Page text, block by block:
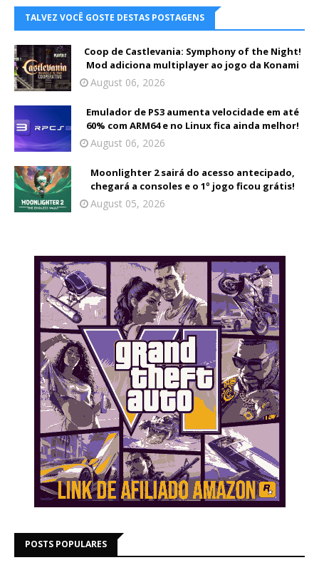
TALVEZ VOCÊ GOSTE DESTAS POSTAGENS
Coop de Castlevania: Symphony of the Night!
Mod adiciona multiplayer ao jogo da Konami
August 06, 2026
Emulador de PS3 aumenta velocidade em até
60% com ARM64 e no Linux fica ainda melhor!
August 06, 2026
Moonlighter 2 sairá do acesso antecipado,
chegará a consoles e o 1º jogo ficou grátis!
August 05, 2026
POSTS POPULARES